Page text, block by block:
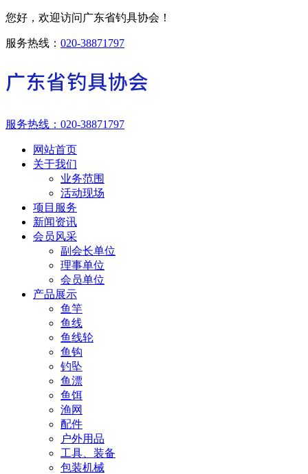
您好，欢迎访问广东省钓具协会！
服务热线： 020-38871797
服务热线： 020-38871797
网站首页
关于我们
业务范围
活动现场
项目服务
新闻资讯
会员风采
副会长单位
理事单位
会员单位
产品展示
鱼竿
鱼线
鱼线轮
鱼钩
钓坠
鱼漂
鱼饵
渔网
配件
户外用品
工具、装备
包装机械